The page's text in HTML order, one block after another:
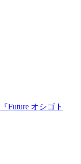
Future オシゴト